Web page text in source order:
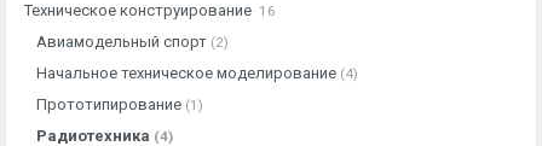
Техническое конструирование 16
Авиамодельный спорт (2)
Начальное техническое моделирование (4)
Прототипирование (1)
Радиотехника (4)